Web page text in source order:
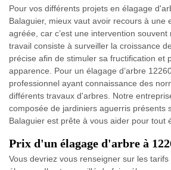
Pour vos différents projets en élagage
Balaguier, mieux vaut avoir recours à une
agréée, car c’est une intervention souvent
travail consiste à surveiller la croissance
précise afin de stimuler sa fructification et
apparence. Pour un élagage d’arbre
professionnel ayant connaissance des
différents travaux d'arbres. Notre
composée de jardiniers aguerris présents
Balaguier est prête à vous aider pour tout
Prix d'un élagage d'arbre à
Vous devriez vous renseigner sur les